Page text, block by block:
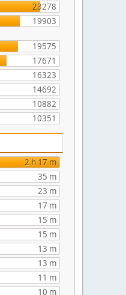
23278
19903
19575
17671
16323
14692
10882
10351
2 h 17 m
35 m
23 m
17 m
15 m
15 m
13 m
13 m
11 m
10 m